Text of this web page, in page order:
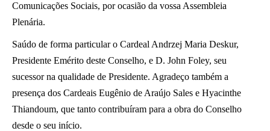
Comunicações Sociais, por ocasião da vossa Assembleia
Plenária.
Saúdo de forma particular o Cardeal Andrzej Maria Deskur,
Presidente Emérito deste Conselho, e D. John Foley, seu
sucessor na qualidade de Presidente. Agradeço também a
presença dos Cardeais Eugênio de Araújo Sales e Hyacinthe
Thiandoum, que tanto contribuíram para a obra do Conselho
desde o seu início.